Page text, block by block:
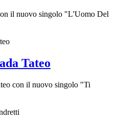
il nuovo singolo "L'Uomo Del
Tateo
con il nuovo singolo "Ti